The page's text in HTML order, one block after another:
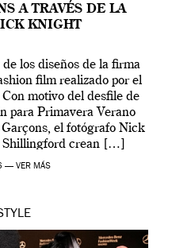
A TRAVÉS DE LA
KNIGHT
los diseños de la firma
film realizado por el
motivo del desfile de
para Primavera Verano
el fotógrafo Nick
crean […]
— VER MÁS